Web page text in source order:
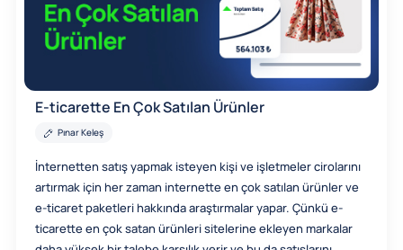
E-ticarette En Çok Satılan Ürünler
Pınar Keleş
İnternetten satış yapmak isteyen kişi ve işletmeler cirolarını
artırmak için her zaman internette en çok satılan ürünler ve
e-ticaret paketleri hakkında araştırmalar yapar. Çünkü e-
ticarette en çok satan ürünleri sitelerine ekleyen markalar